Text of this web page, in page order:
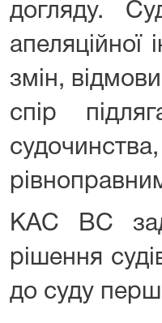
догляду.
апеляційної
змін,
спір
КАС ВС
рішення
до суду